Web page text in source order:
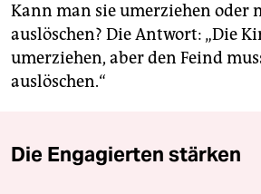
Kann man sie umerziehen oder
auslöschen? Die Antwort: „Die
umerziehen, aber den Feind
auslöschen.“
Die Engagierten stärken